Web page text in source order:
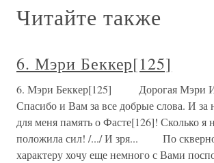
Читайте также
6. Мэри Беккер[125]
6. Мэри Беккер[125] Дорогая
Спасибо и Вам за все добрые слова. И
для меня память о Фасте[126]! Сколько я
положила сил! /.../ И зря... По
характеру хочу еще немного с Вами